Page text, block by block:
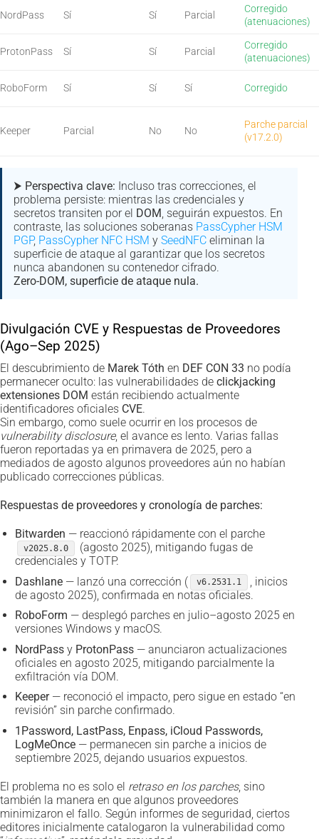
NordPass Sí Sí Parcial
Corregido
(atenuaciones)
ProtonPass Sí Sí Parcial
Corregido
(atenuaciones)
RoboForm Sí Sí Sí Corregido
Keeper Parcial No No
Parche parcial
(v17.2.0)
⮞ Perspectiva clave: Incluso tras correcciones, el
problema persiste: mientras las credenciales y
secretos transiten por el DOM , seguirán expuestos. En
contraste, las soluciones soberanas PassCypher HSM
PGP, PassCypher NFC HSM y SeedNFC eliminan la
superficie de ataque al garantizar que los secretos
nunca abandonen su contenedor cifrado.
Zero-DOM, superficie de ataque nula.
Divulgación CVE y Respuestas de Proveedores
(Ago–Sep 2025)
El descubrimiento de Marek Tóth en DEF CON 33 no podía
permanecer oculto: las vulnerabilidades de clickjacking
extensiones DOM están recibiendo actualmente
identificadores oficiales CVE.
Sin embargo, como suele ocurrir en los procesos de
vulnerability disclosure, el avance es lento. Varias fallas
fueron reportadas ya en primavera de 2025, pero a
mediados de agosto algunos proveedores aún no habían
publicado correcciones públicas.
Respuestas de proveedores y cronología de parches:
Bitwarden — reaccionó rápidamente con el parche
v2025.8.0
(agosto 2025), mitigando fugas de
credenciales y TOTP.
Dashlane— lanzó una corrección ( v6.2531.1
, inicios
de agosto 2025), confirmada en notas oficiales.
RoboForm — desplegó parches en julio–agosto 2025 en
versiones Windows y macOS.
NordPassy ProtonPass— anunciaron actualizaciones
oficiales en agosto 2025, mitigando parcialmente la
exfiltración vía DOM.
Keeper— reconoció el impacto, pero sigue en estado “en
revisión” sin parche confirmado.
1Password, LastPass, Enpass, iCloud Passwords,
LogMeOnce— permanecen sin parche a inicios de
septiembre 2025, dejando usuarios expuestos.
El problema no es solo el retraso en los parches, sino
también la manera en que algunos proveedores
minimizaron el fallo. Según informes de seguridad, ciertos
editores inicialmente catalogaron la vulnerabilidad como